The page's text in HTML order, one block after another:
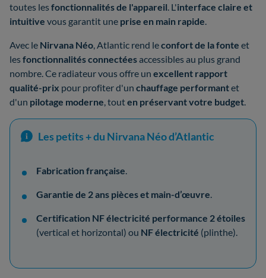
toutes lesfonctionnalités de l'appareil. L'interface claire et
intuitive vous garantit une prise en main rapide.
Avec le Nirvana Néo, Atlantic rend leconfort de la fonte et
lesfonctionnalités connectéesaccessibles au plus grand
nombre. Ce radiateur vous offre un excellent rapport
qualité-prix pour profiter d'un chauffage performantet
d'un pilotage moderne, touten préservant votre budget.
Les petits + du Nirvana Néo d’Atlantic
Fabrication française.
Garantie de 2 ans pièces et main-d’œuvre.
Certification NF électricité performance 2 étoiles
(vertical et horizontal) ou NF électricité (plinthe).